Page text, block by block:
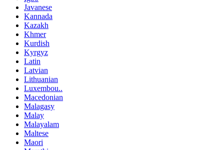
Javanese
Kannada
Kazakh
Khmer
Kurdish
Kyrgyz
Latin
Latvian
Lithuanian
Luxembou..
Macedonian
Malagasy
Malay
Malayalam
Maltese
Maori